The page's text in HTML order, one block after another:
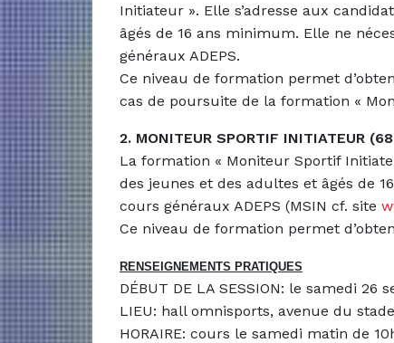
Initiateur ». Elle s’adresse aux
âgés de 16 ans minimum. Elle ne
généraux ADEPS.
Ce niveau de formation permet
cas de poursuite de la formation «
2. MONITEUR SPORTIF INITIATEUR
La formation « Moniteur Sportif
des jeunes et des adultes et âgés de
cours généraux ADEPS (MSIN cf. site
Ce niveau de formation permet
RENSEIGNEMENTS PRATIQUES
DÉBUT DE LA SESSION: le samedi 26
LIEU: hall omnisports, avenue du
HORAIRE: cours le samedi matin de